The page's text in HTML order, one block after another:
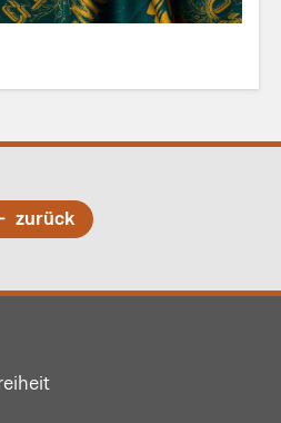
zurück